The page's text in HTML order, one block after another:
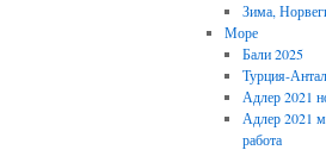
Зима,
Море
Бали 2025
Турция-
Адлер 2021
Адлер 2021
работа